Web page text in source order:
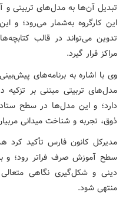
تبدیل آن‌ها به مدل‌های تربیتی و
این کارگروه به‌شمار می‌رود؛ و
تدوین می‌تواند در قالب
مراکز قرار گیرد.
مدل‌های تربیتی مبتنی بر تزکیه
دارد؛ و این مدل‌ها در سطح
ذوق، تجربه و شناخت میدانی
مدیرکل کانون فارس تأکید
سطح آموزش صرف فراتر رود؛ و
دینی و شکل‌گیری نگاهی
منتهی شود.